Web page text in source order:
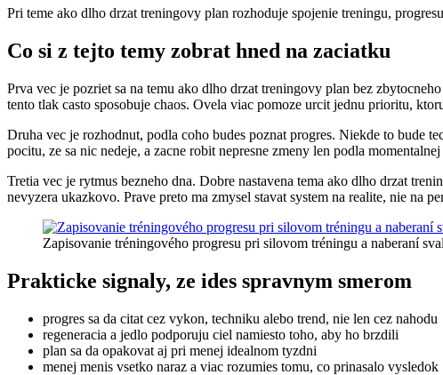
Pri teme ako dlho drzat treningovy plan rozhoduje spojenie treningu,
Co si z tejto temy zobrat hned na zaciatku
Prva vec je pozriet sa na temu ako dlho drzat treningovy plan bez
tento tlak casto sposobuje chaos. Ovela viac pomoze urcit jednu prioritu,
Druha vec je rozhodnut, podla coho budes poznat progres. Niekde to bude
pocitu, ze sa nic nedeje, a zacne robit nepresne zmeny len podla momentalnej
Tretia vec je rytmus bezneho dna. Dobre nastavena tema ako dlho drzat
nevyzera ukazkovo. Prave preto ma zmysel stavat system na realite, nie na
Zapisovanie tréningového progresu pri silovom tréningu a naberaní
Prakticke signaly, ze ides spravnym smerom
progres sa da citat cez vykon, techniku alebo trend, nie len cez nahodu
regeneracia a jedlo podporuju ciel namiesto toho, aby ho brzdili
plan sa da opakovat aj pri menej idealnom tyzdni
menej menis vsetko naraz a viac rozumies tomu, co prinasalo vysledok